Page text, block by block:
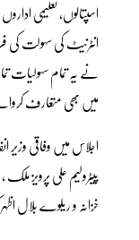
اسپتالوں، تعلیمی
انٹرنیٹ کی سہولت
نے یہ تمام سہولیات
میں بھی متعارف
اجلاس میں وفاقی وزیر
پیٹرولیم علی پرویز
خزانہ و ریلوے بلال